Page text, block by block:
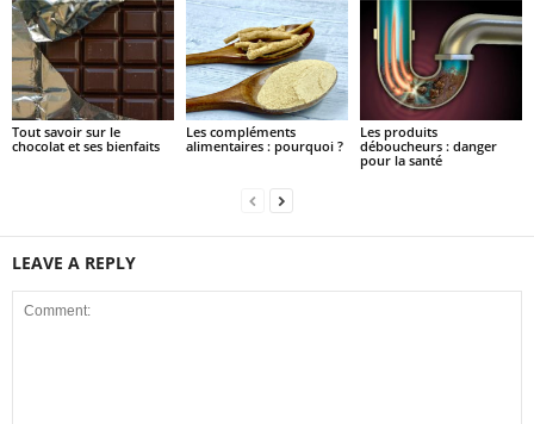
Tout savoir sur le
chocolat et ses bienfaits
Les compléments
alimentaires : pourquoi ?
Les produits
déboucheurs : danger
pour la santé
LEAVE A REPLY